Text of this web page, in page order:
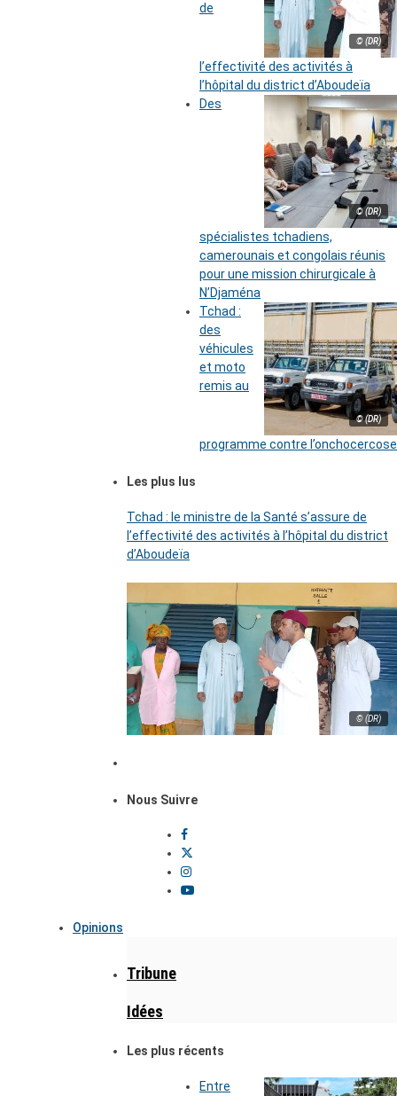
© (DR)
de
l’effectivité des activités à
l’hôpital du district d’Aboudeïa
© (DR)
Des
spécialistes tchadiens,
camerounais et congolais réunis
pour une mission chirurgicale à
N’Djaména
© (DR)
Tchad :
des
véhicules
et moto
remis au
programme contre l’onchocercose
Les plus lus
Tchad : le ministre de la Santé s’assure de
l’effectivité des activités à l’hôpital du district
d’Aboudeïa
© (DR)
Nous Suivre
Opinions
Tribune
Idées
Les plus récents
Entre